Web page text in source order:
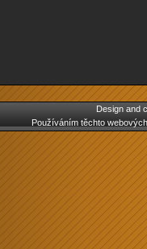
Design and
Používáním těchto